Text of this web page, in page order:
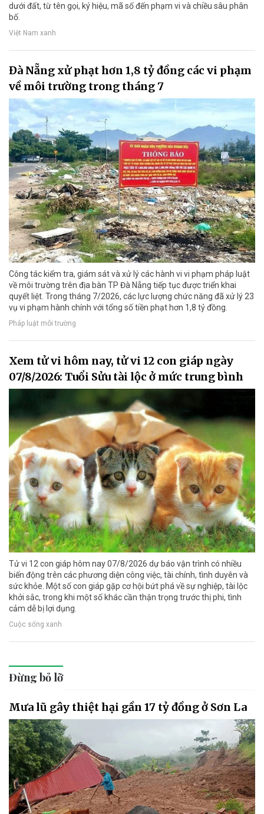
dưới đất, từ tên gọi, ký hiệu, mã số đến phạm vi và chiều sâu phân
bố.
Việt Nam xanh
Đà Nẵng xử phạt hơn 1,8 tỷ đồng các vi phạm
về môi trường trong tháng 7
Công tác kiểm tra, giám sát và xử lý các hành vi vi phạm pháp luật
về môi trường trên địa bàn TP Đà Nẵng tiếp tục được triển khai
quyết liệt. Trong tháng 7/2026, các lực lượng chức năng đã xử lý 23
vụ vi phạm hành chính với tổng số tiền phạt hơn 1,8 tỷ đồng.
Pháp luật môi trường
Xem tử vi hôm nay, tử vi 12 con giáp ngày
07/8/2026: Tuổi Sửu tài lộc ở mức trung bình
Tử vi 12 con giáp hôm nay 07/8/2026 dự báo vận trình có nhiều
biến động trên các phương diện công việc, tài chính, tình duyên và
sức khỏe. Một số con giáp gặp cơ hội bứt phá về sự nghiệp, tài lộc
khởi sắc, trong khi một số khác cần thận trọng trước thị phi, tình
cảm dễ bị lợi dụng.
Cuộc sống xanh
Đừng bỏ lỡ
Mưa lũ gây thiệt hại gần 17 tỷ đồng ở Sơn La